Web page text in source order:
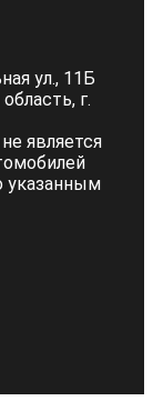
ул., 11Б
г.
является
указанным